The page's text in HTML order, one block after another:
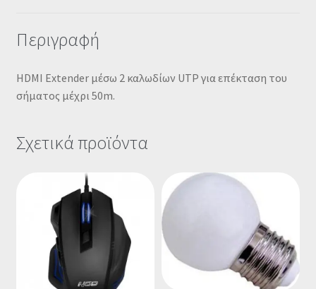
Περιγραφή
HDMI Extender μέσω 2 καλωδίων UTP για επέκταση του
σήματος μέχρι 50m.
Σχετικά προϊόντα